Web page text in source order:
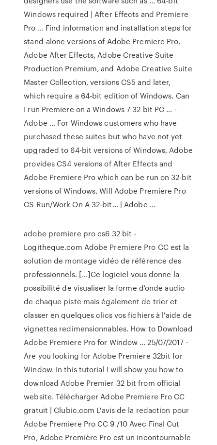
Windows required | After Effects and Premiere
Pro ... Find information and installation steps for
stand-alone versions of Adobe Premiere Pro,
Adobe After Effects, Adobe Creative Suite
Production Premium, and Adobe Creative Suite
Master Collection, versions CS5 and later,
which require a 64-bit edition of Windows. Can
I run Premiere on a Windows 7 32 bit PC ... -
Adobe ... For Windows customers who have
purchased these suites but who have not yet
upgraded to 64-bit versions of Windows, Adobe
provides CS4 versions of After Effects and
Adobe Premiere Pro which can be run on 32-bit
versions of Windows. Will Adobe Premiere Pro
CS Run/Work On A 32-bit... | Adobe ...
adobe premiere pro cs6 32 bit -
Logitheque.com Adobe Premiere Pro CC est la
solution de montage vidéo de référence des
professionnels. [...]Ce logiciel vous donne la
possibilité de visualiser la forme d'onde audio
de chaque piste mais également de trier et
classer en quelques clics vos fichiers à l'aide de
vignettes redimensionnables. How to Download
Adobe Premiere Pro for Window … 25/07/2017 ·
Are you looking for Adobe Premiere 32bit for
Window. In this tutorial I will show you how to
download Adobe Premier 32 bit from official
website. Télécharger Adobe Premiere Pro CC
gratuit | Clubic.com L'avis de la redaction pour
Adobe Premiere Pro CC 9 /10 Avec Final Cut
Pro, Adobe Première Pro est un incontournable